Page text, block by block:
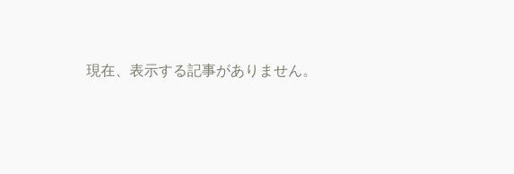
現在、表示する記事がありません。